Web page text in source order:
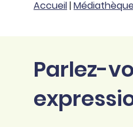
Particuliers
Organismes de
Toutes nos
professionnel
Animer une classe
Conjugaison
d’orthographe
Syntaxe
Accueil|
Parlez-